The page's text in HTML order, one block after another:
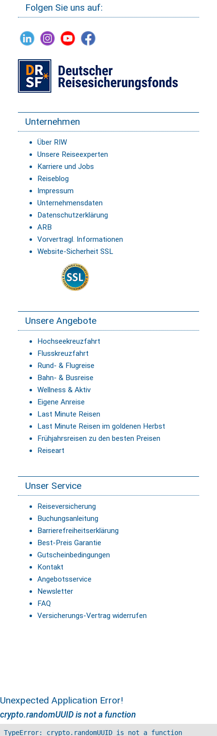
Folgen Sie uns auf:
Unternehmen
Über RIW
Unsere Reiseexperten
Karriere und Jobs
Reiseblog
Impressum
Unternehmensdaten
Datenschutzerklärung
ARB
Vorvertragl. Informationen
Website-Sicherheit SSL
Unsere Angebote
Hochseekreuzfahrt
Flusskreuzfahrt
Rund- & Flugreise
Bahn- & Busreise
Wellness & Aktiv
Eigene Anreise
Last Minute Reisen
Last Minute Reisen im goldenen Herbst
Frühjahrsreisen zu den besten Preisen
Reiseart
Unser Service
Reiseversicherung
Buchungsanleitung
Barrierefreiheitserklärung
Best-Preis Garantie
Gutscheinbedingungen
Kontakt
Angebotsservice
Newsletter
FAQ
Versicherungs-Vertrag widerrufen
Unexpected Application Error!
crypto.randomUUID is not a function
TypeError: crypto.randomUUID is not a function